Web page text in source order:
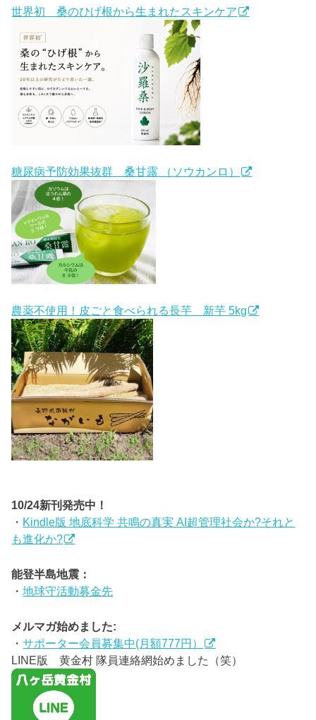
世界初 桑のひげ根から生まれたスキンケア
糖尿病予防効果抜群 桑甘露 （ソウカンロ）
農薬不使用！皮ごと食べられる長芋 新芋 5kg
10/24新刊発売中！
・ Kindle版 地底科学 共鳴の真実 AI超管理社会か?それと
も進化か?
能登半島地震：
・地球守活動募金先
メルマガ始めました:
・サポーター会員募集中(月額777円）
LINE版 黄金村 隊員連絡網始めました（笑）